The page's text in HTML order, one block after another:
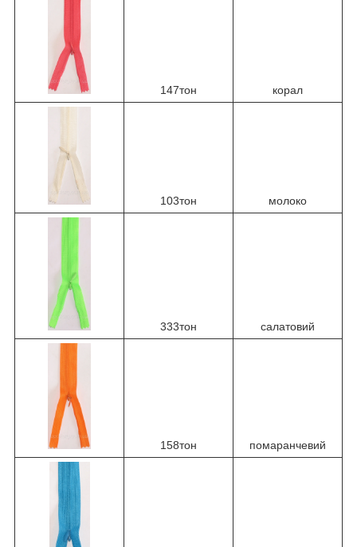
147тон корал
103тон молоко
333тон салатовий
158тон помаранчевий